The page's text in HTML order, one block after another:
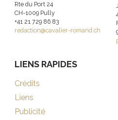
Rte du Port 24
CH-1009 Pully
+41 21 729 86 83
redaction@cavalier-romand.ch
LIENS RAPIDES
Crédits
Liens
Publicité